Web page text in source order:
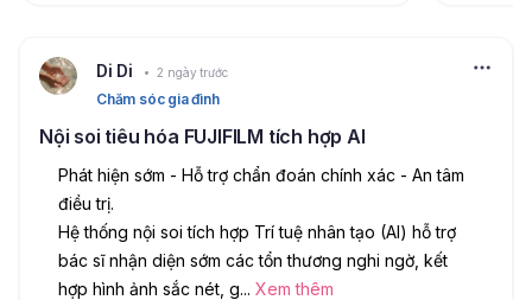
Di Di 2 ngày trước
Chăm sóc gia đình
Nội soi tiêu hóa FUJIFILM tích hợp AI
Phát hiện sớm - Hỗ trợ chẩn đoán chính xác - An tâm
điều trị.
Hệ thống nội soi tích hợp Trí tuệ nhân tạo (AI) hỗ trợ
bác sĩ nhận diện sớm các tổn thương nghi ngờ, kết
hợp hình ảnh sắc nét, g... Xem thêm